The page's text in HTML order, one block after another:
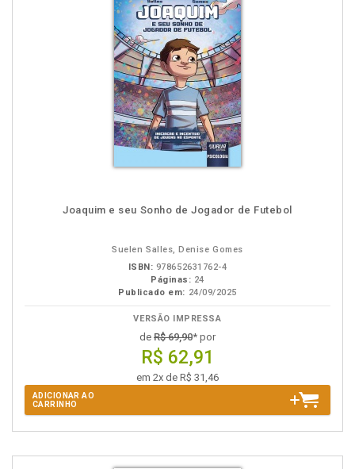
Joaquim e seu Sonho de Jogador de Futebol
Suelen Salles, Denise Gomes
ISBN: 978652631762-4
Páginas: 24
Publicado em: 24/09/2025
VERSÃO IMPRESSA
de R$ 69,90* por
R$ 62,91
em 2x de R$ 31,46
ADICIONAR AO
CARRINHO